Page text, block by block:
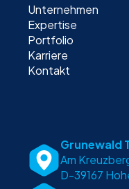
Unternehmen
Expertise
Portfolio
Karriere
Kontakt
Grunewald
Am
D-39167